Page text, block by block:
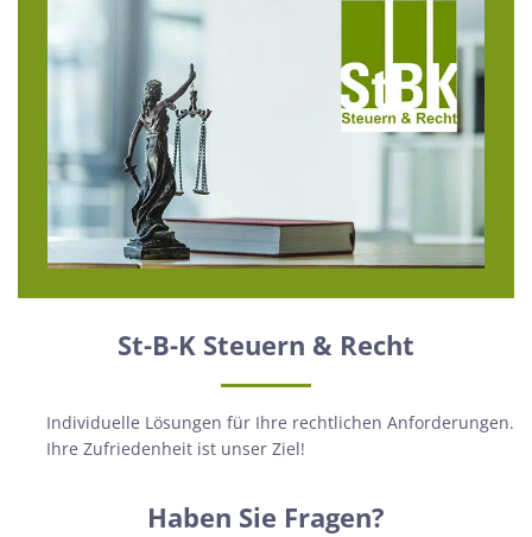
St-B-K Steuern & Recht
Individuelle Lösungen für Ihre rechtlichen Anforderungen.
Ihre Zufriedenheit ist unser Ziel!
Haben Sie Fragen?